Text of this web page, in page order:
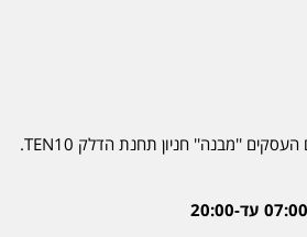
האילן 4 אור עקיבא - מתחם העסקים ''מבנה'' חניון תחנת הדלק TEN10.